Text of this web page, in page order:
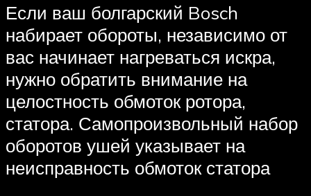
Если ваш болгарский Bosch
набирает обороты, независимо от
вас начинает нагреваться искра,
нужно обратить внимание на
целостность обмоток ротора,
статора. Самопроизвольный набор
оборотов ушей указывает на
неисправность обмоток статора